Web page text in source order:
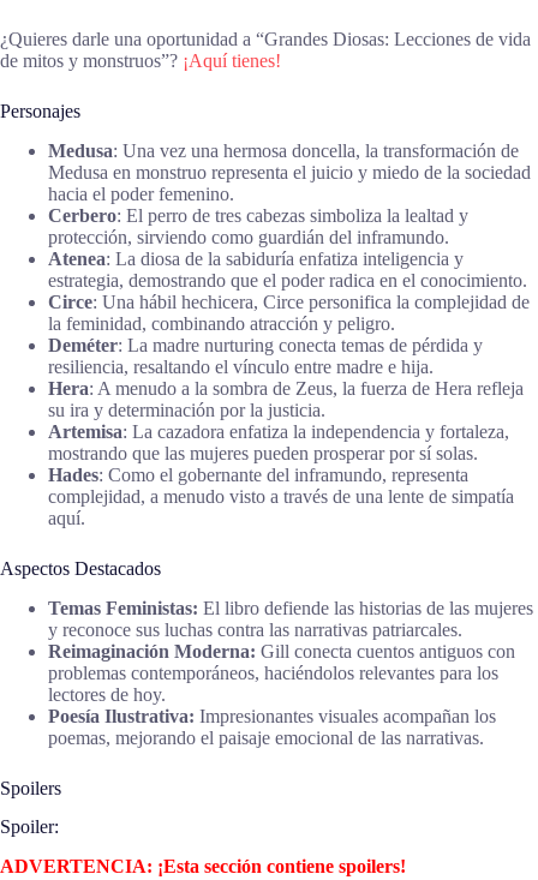
¿Quieres darle una oportunidad a “Grandes Diosas: Lecciones de vida
de mitos y monstruos”? ¡Aquí tienes!
Personajes
Medusa: Una vez una hermosa doncella, la transformación de
Medusa en monstruo representa el juicio y miedo de la sociedad
hacia el poder femenino.
Cerbero: El perro de tres cabezas simboliza la lealtad y
protección, sirviendo como guardián del inframundo.
Atenea: La diosa de la sabiduría enfatiza inteligencia y
estrategia, demostrando que el poder radica en el conocimiento.
Circe: Una hábil hechicera, Circe personifica la complejidad de
la feminidad, combinando atracción y peligro.
Deméter: La madre nurturing conecta temas de pérdida y
resiliencia, resaltando el vínculo entre madre e hija.
Hera: A menudo a la sombra de Zeus, la fuerza de Hera refleja
su ira y determinación por la justicia.
Artemisa: La cazadora enfatiza la independencia y fortaleza,
mostrando que las mujeres pueden prosperar por sí solas.
Hades: Como el gobernante del inframundo, representa
complejidad, a menudo visto a través de una lente de simpatía
aquí.
Aspectos Destacados
Temas Feministas: El libro defiende las historias de las mujeres
y reconoce sus luchas contra las narrativas patriarcales.
Reimaginación Moderna: Gill conecta cuentos antiguos con
problemas contemporáneos, haciéndolos relevantes para los
lectores de hoy.
Poesía Ilustrativa: Impresionantes visuales acompañan los
poemas, mejorando el paisaje emocional de las narrativas.
Spoilers
Spoiler:
ADVERTENCIA: ¡Esta sección contiene spoilers!